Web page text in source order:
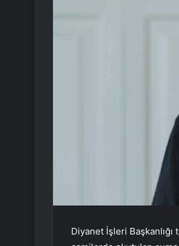
Diyanet İşleri